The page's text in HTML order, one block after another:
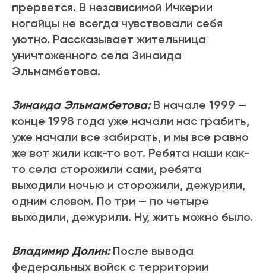
прервется. В независимой Ичкерии
ногайцы не всегда чувствовали себя
уютно. Рассказывает жительница
уничтоженного села Зинаида
Эльмамбетова.
Зинаида Эльмамбетова:В начале 1999 —
конце 1998 года уже начали нас грабить,
уже начали все забирать, и мы все равно
же вот жили как-то вот. Ребята наши как-
то села сторожили сами, ребята
выходили ночью и сторожили, дежурили,
одним словом. По три — по четыре
выходили, дежурили. Ну, жить можно было.
Владимир Долин:После вывода
федеральных войск с территории